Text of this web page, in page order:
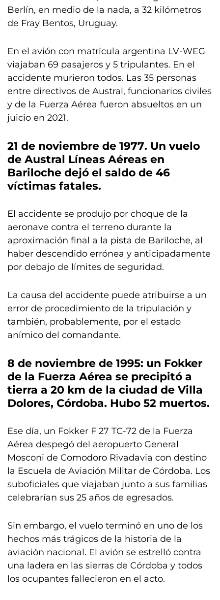
Berlín, en medio de la nada, a 32 kilómetros
de Fray Bentos, Uruguay.
En el avión con matrícula argentina LV-WEG
viajaban 69 pasajeros y 5 tripulantes. En el
accidente murieron todos. Las 35 personas
entre directivos de Austral, funcionarios civiles
y de la Fuerza Aérea fueron absueltos en un
juicio en 2021.
21 de noviembre de 1977. Un vuelo
de Austral Líneas Aéreas en
Bariloche dejó el saldo de 46
víctimas fatales.
El accidente se produjo por choque de la
aeronave contra el terreno durante la
aproximación final a la pista de Bariloche, al
haber descendido errónea y anticipadamente
por debajo de límites de seguridad.
La causa del accidente puede atribuirse a un
error de procedimiento de la tripulación y
también, probablemente, por el estado
anímico del comandante.
8 de noviembre de 1995: un Fokker
de la Fuerza Aérea se precipitó a
tierra a 20 km de la ciudad de Villa
Dolores, Córdoba. Hubo 52 muertos.
Ese día, un Fokker F 27 TC-72 de la Fuerza
Aérea despegó del aeropuerto General
Mosconi de Comodoro Rivadavia con destino
la Escuela de Aviación Militar de Córdoba. Los
suboficiales que viajaban junto a sus familias
celebrarían sus 25 años de egresados.
Sin embargo, el vuelo terminó en uno de los
hechos más trágicos de la historia de la
aviación nacional. El avión se estrelló contra
una ladera en las sierras de Córdoba y todos
los ocupantes fallecieron en el acto.